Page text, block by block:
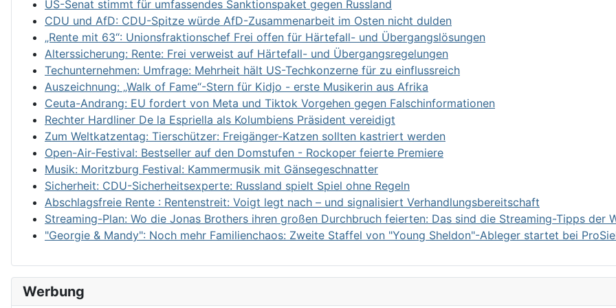
US-Senat stimmt für umfassendes Sanktionspaket gegen Russland
CDU und AfD: CDU-Spitze würde AfD-Zusammenarbeit im Osten nicht dulden
„Rente mit 63“: Unionsfraktionschef Frei offen für Härtefall- und Übergangslösungen
Alterssicherung: Rente: Frei verweist auf Härtefall- und Übergangsregelungen
Techunternehmen: Umfrage: Mehrheit hält US-Techkonzerne für zu einflussreich
Auszeichnung: „Walk of Fame“-Stern für Kidjo - erste Musikerin aus Afrika
Ceuta-Andrang: EU fordert von Meta und Tiktok Vorgehen gegen Falschinformationen
Rechter Hardliner De la Espriella als Kolumbiens Präsident vereidigt
Zum Weltkatzentag: Tierschützer: Freigänger-Katzen sollten kastriert werden
Open-Air-Festival: Bestseller auf den Domstufen - Rockoper feierte Premiere
Musik: Moritzburg Festival: Kammermusik mit Gänsegeschnatter
Sicherheit: CDU-Sicherheitsexperte: Russland spielt Spiel ohne Regeln
Abschlagsfreie Rente : Rentenstreit: Voigt legt nach – und signalisiert Verhandlungsbereitschaft
Streaming-Plan: Wo die Jonas Brothers ihren großen Durchbruch feierten: Das sind die Streaming-Tipps der
"Georgie & Mandy": Noch mehr Familienchaos: Zweite Staffel von "Young Sheldon"-Ableger startet bei
Werbung